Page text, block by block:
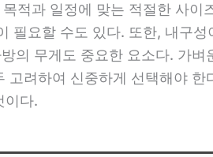
적과 일정에 맞는 적절한 사이
필요할 수도 있다. 또한, 내구성
의 무게도 중요한 요소다. 가벼
려하여 신중하게 선택해야 한
이다.